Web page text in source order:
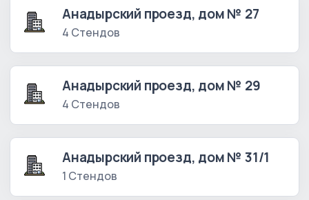
Анадырский проезд, дом № 27
4 Стендов
Анадырский проезд, дом № 29
4 Стендов
Анадырский проезд, дом № 31/1
1 Стендов